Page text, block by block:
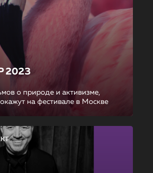
2023
о природе и активизме,
на фестивале в Москве